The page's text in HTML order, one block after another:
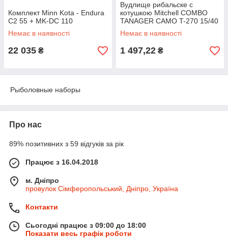
Комплект Minn Kota - Endura
C2 55 + MK-DC 110
Немає в наявності
22 035 ₴
Вудлище рибальске с
котушкою Mitchell COMBO
TANAGER CAMO T-270 15/40
Немає в наявності
1 497,22 ₴
Рыболовные наборы
Про нас
89% позитивних з 59 відгуків за рік
Працює з 16.04.2018
м. Дніпро
провулок Сімферопольський, Дніпро, Україна
Контакти
Сьогодні працює з 09:00 до 18:00
Показати весь графік роботи